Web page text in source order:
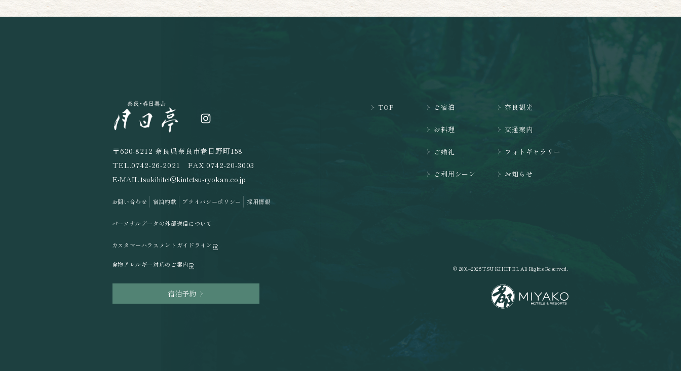
〒630-8212 奈良県奈良市春日野町158
TEL.0742-26-2021
FAX.0742-20-3003
E-MAIL.tsukihitei@kintetsu-ryokan.co.jp
お問い合わせ 宿泊約款 プライバシーポリシー 採用情報
パーソナルデータの外部送信について
カスタマーハラスメントガイドライン
食物アレルギー対応のご案内
宿泊予約
TOP ご宿泊
お料理
ご婚礼
ご利用シーン
奈良観光
交通案内
フォトギャラリー
お知らせ
© 2001–2026 TSUKIHITEI. All Rights Reserved.